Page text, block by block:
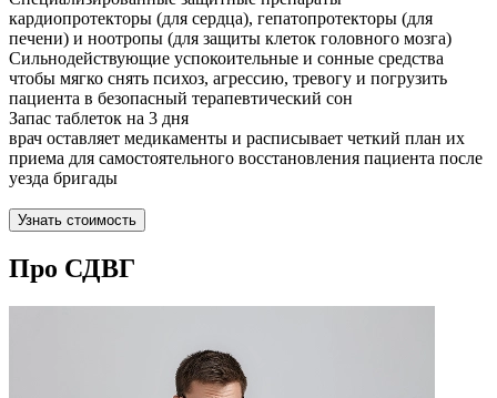
кардиопротекторы (для сердца), гепатопротекторы (для
печени) и ноотропы (для защиты клеток головного мозга)
Сильнодействующие успокоительные и сонные средства
чтобы мягко снять психоз, агрессию, тревогу и погрузить
пациента в безопасный терапевтический сон
Запас таблеток на 3 дня
врач оставляет медикаменты и расписывает четкий план их
приема для самостоятельного восстановления пациента после
уезда бригады
Узнать стоимость
Про СДВГ